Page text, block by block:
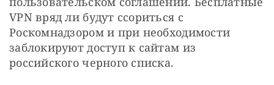
VPN вряд ли будут ссориться с
Роскомнадзором и при необходимости
заблокируют доступ к сайтам из
российского черного списка.